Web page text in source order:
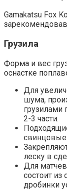
Gamakatsu Fox
Грузила
Форма и вес
оснастке
Для
шума,
грузилами
2-3 части.
свинцовые
леску в
Для
состоит из
дробинки